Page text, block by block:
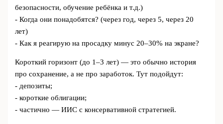
безопасности, обучение ребёнка и т.д.)
- Когда они понадобятся? (через год, через 5, через 20
лет)
- Как я реагирую на просадку минус 20–30% на экране?
Короткий горизонт (до 1–3 лет) — это обычно история
про сохранение, а не про заработок. Тут подойдут:
- депозиты;
- короткие облигации;
- частично — ИИС с консервативной стратегией.